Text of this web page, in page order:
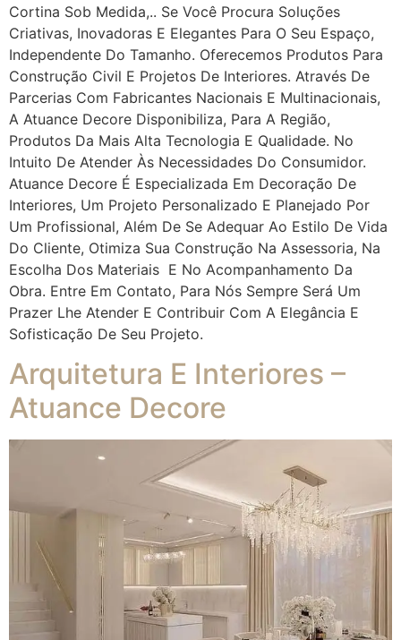
Cortina Sob Medida,.. Se Você Procura Soluções
Criativas, Inovadoras E Elegantes Para O Seu Espaço,
Independente Do Tamanho. Oferecemos Produtos Para
Construção Civil E Projetos De Interiores. Através De
Parcerias Com Fabricantes Nacionais E Multinacionais,
A Atuance Decore Disponibiliza, Para A Região,
Produtos Da Mais Alta Tecnologia E Qualidade. No
Intuito De Atender Às Necessidades Do Consumidor.
Atuance Decore É Especializada Em Decoração De
Interiores, Um Projeto Personalizado E Planejado Por
Um Profissional, Além De Se Adequar Ao Estilo De Vida
Do Cliente, Otimiza Sua Construção Na Assessoria, Na
Escolha Dos Materiais E No Acompanhamento Da
Obra. Entre Em Contato, Para Nós Sempre Será Um
Prazer Lhe Atender E Contribuir Com A Elegância E
Sofisticação De Seu Projeto.
Arquitetura E Interiores –
Atuance Decore